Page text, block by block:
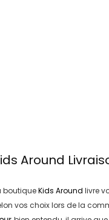
Around
boutiqueKids Around livre
vos choix lors de la